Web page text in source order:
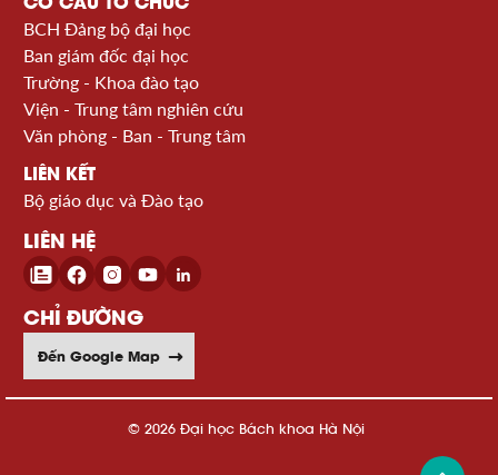
BCH Đảng bộ đại học
Ban giám đốc đại học
Trường - Khoa đào tạo
Viện - Trung tâm nghiên cứu
Văn phòng - Ban - Trung tâm
LIÊN KẾT
Bộ giáo dục và Đào tạo
LIÊN HỆ
CHỈ ĐƯỜNG
Đến Google Map
© 2026 Đại học Bách khoa Hà Nội